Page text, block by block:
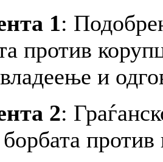
1:
против
и
2:
против